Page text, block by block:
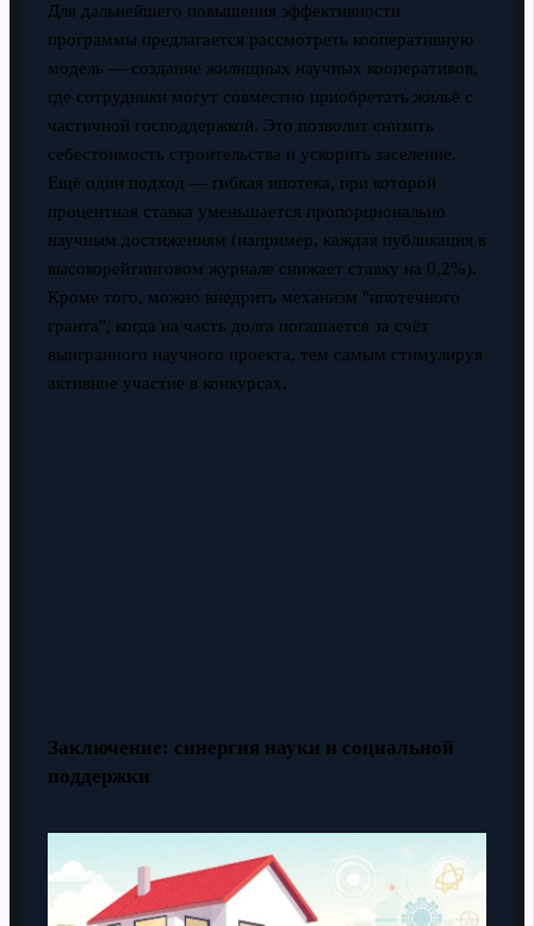
Для дальнейшего повышения эффективности
программы предлагается рассмотреть кооперативную
модель — создание жилищных научных кооперативов,
где сотрудники могут совместно приобретать жильё с
частичной господдержкой. Это позволит снизить
себестоимость строительства и ускорить заселение.
Ещё один подход — гибкая ипотека, при которой
процентная ставка уменьшается пропорционально
научным достижениям (например, каждая публикация в
высокорейтинговом журнале снижает ставку на 0,2%).
Кроме того, можно внедрить механизм "ипотечного
гранта", когда на часть долга погашается за счёт
выигранного научного проекта, тем самым стимулируя
активное участие в конкурсах.
Заключение: синергия науки и социальной
поддержки